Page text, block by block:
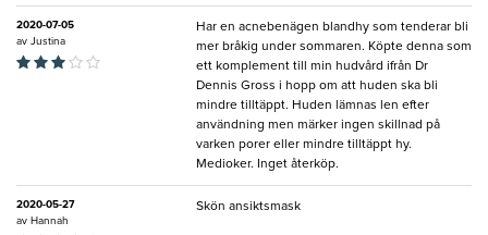
2020-07-05
av Justina
Har en acnebenägen blandhy som tenderar bli
mer bråkig under sommaren. Köpte denna som
ett komplement till min hudvård ifrån Dr
Dennis Gross i hopp om att huden ska bli
mindre tilltäppt. Huden lämnas len efter
användning men märker ingen skillnad på
varken porer eller mindre tilltäppt hy.
Medioker. Inget återköp.
2020-05-27
av Hannah
Skön ansiktsmask